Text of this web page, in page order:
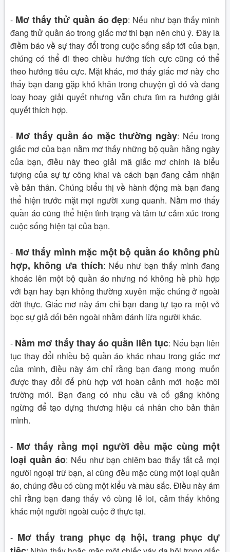
- Mơ thấy thử quần áo đẹp: Nếu như bạn thấy mình
đang thử quần áo trong giấc mơ thì bạn nên chú ý. Đây là
điềm báo về sự thay đổi trong cuộc sống sắp tới của bạn,
chúng có thể đi theo chiều hướng tích cực cũng có thể
theo hướng tiêu cực. Mặt khác, mơ thấy giấc mơ này cho
thấy bạn đang gặp khó khăn trong chuyện gì đó và đang
loay hoay giải quyết nhưng vẫn chưa tìm ra hướng giải
quyết thích hợp.
- Mơ thấy quần áo mặc thường ngày: Nếu trong
giấc mơ của bạn nằm mơ thấy những bộ quần hằng ngày
của bạn, điều này theo giải mã giấc mơ chính là biểu
tượng của sự tự công khai và cách bạn đang cảm nhận
về bản thân.Chúng biểu thị về hành động mà bạn đang
thể hiện trước mặt mọi người xung quanh. Nằm mơ thấy
quần áo cũng thể hiện tình trạng và tâm tư cảm xúc trong
cuộc sống hiện tại của bạn.
- Mơ thấy mình mặc một bộ quần áo không phù
hợp, không ưa thích: Nếu như bạn thấy mình đang
khoác lên một bộ quần áo nhưng nó không hề phù hợp
với bạn hay bạn không thường xuyên mặc chúng ở ngoài
đời thực. Giấc mơ này ám chỉ bạn đang tự tạo ra một vỏ
bọc sự giả dối bên ngoài nhằm đánh lừa người khác.
- Nằm mơ thấy thay áo quần liên tục: Nếu bạn liên
tục thay đổi nhiều bộ quần áo khác nhau trong giấc mơ
của mình, điều này ám chỉ rằng bạn đang mong muốn
được thay đổi để phù hợp với hoàn cảnh mới hoặc môi
trường mới. Bạn đang có nhu cầu và cố gắng không
ngừng để tạo dựng thương hiệu cá nhân cho bản thân
mình.
- Mơ thấy rằng mọi người đều mặc cùng một
loại quần áo: Nếu như bạn chiêm bao thấy tất cả mọi
người ngoại trừ bạn, ai cũng đều mặc cùng một loại quần
áo, chúng đều có cùng một kiểu và màu sắc. Điều này ám
chỉ rằng bạn đang thấy vô cùng lẻ loi, cảm thấy không
khác một người ngoài cuộc ở thực tại.
- Mơ thấy trang phục dạ hội, trang phục dự